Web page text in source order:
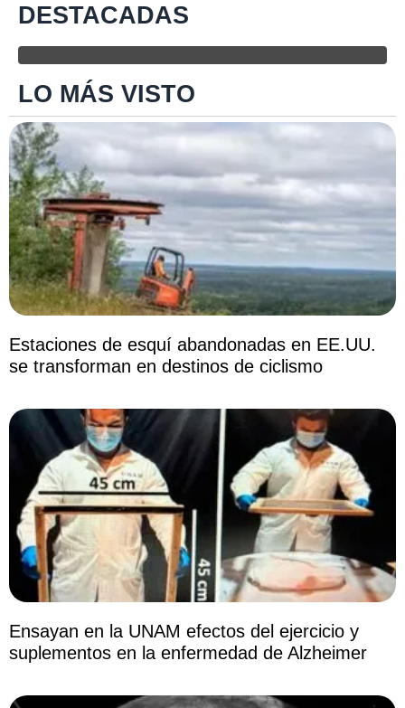
DESTACADAS
LO MÁS VISTO
Estaciones de esquí abandonadas en EE.UU.
se transforman en destinos de ciclismo
Ensayan en la UNAM efectos del ejercicio y
suplementos en la enfermedad de Alzheimer